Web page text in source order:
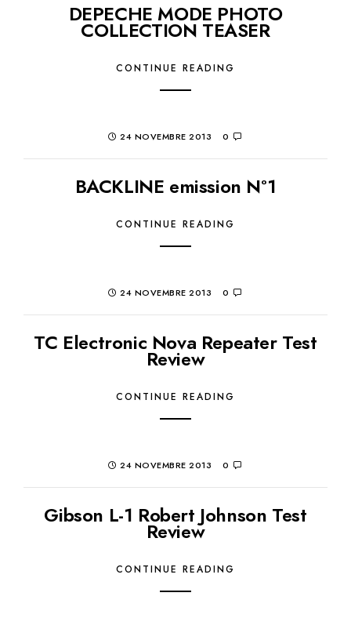
DEPECHE MODE PHOTO
COLLECTION TEASER
CONTINUE READING
24 NOVEMBRE 2013 0
BACKLINE emission N°1
CONTINUE READING
24 NOVEMBRE 2013 0
TC Electronic Nova Repeater Test
Review
CONTINUE READING
24 NOVEMBRE 2013 0
Gibson L-1 Robert Johnson Test
Review
CONTINUE READING